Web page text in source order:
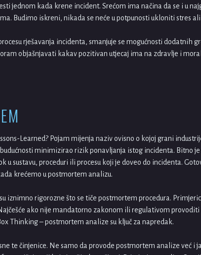
jednom kada krene incident. Srećom ima načina da se i u
Budimo iskreni, nikada se neće u potpunosti ukloniti stres
rješavanja incidenta, smanjuje se mogućnosti dodatnih
objašnjavati kakav pozitivan utjecaj ima na zdravlje i
Learned? Pojam mijenja naziv ovisno o kojoj grani
minimizirao rizik ponavljanja istog incidenta. Bitno
u sustavu, proceduri ili procesu koji je doveo do incidenta.
krećemo u postmortem analizu.
iznimno rigorozne što se tiče postmortem procedura.
ako nije mandatorno zakonom ili regulativom
Thinking – postmortem analize su ključ za napredak.
te činjenice. Ne samo da provode postmortem analize već